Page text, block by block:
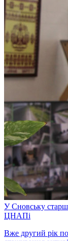
У Сновську
ЦНАПі
Вже другий рік